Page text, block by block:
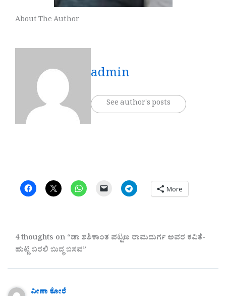
About The Author
admin
See author's posts
More
4 thoughts on “ಡಾ ಶಶಿಕಾಂತ ಪಟ್ಟಣ ರಾಮದುರ್ಗ ಅವರ ಕವಿತೆ-
ಹುಟ್ಟಿ ಬರಲಿ ಬುದ್ಧ ಬಸವ”
ವೀಣಾ ಕೋರೆ